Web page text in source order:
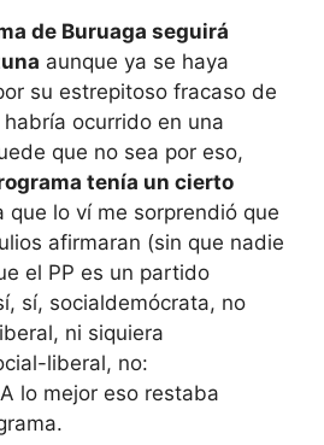
de Buruaga seguirá
aunque ya se haya
su estrepitoso fracaso de
ocurrido en una
que no sea por eso,
tenía un cierto
que lo ví me sorprendió que
afirmaran (sin que nadie
el PP es un partido
sí, socialdemócrata, no
ni siquiera
liberal, no:
lo mejor eso restaba